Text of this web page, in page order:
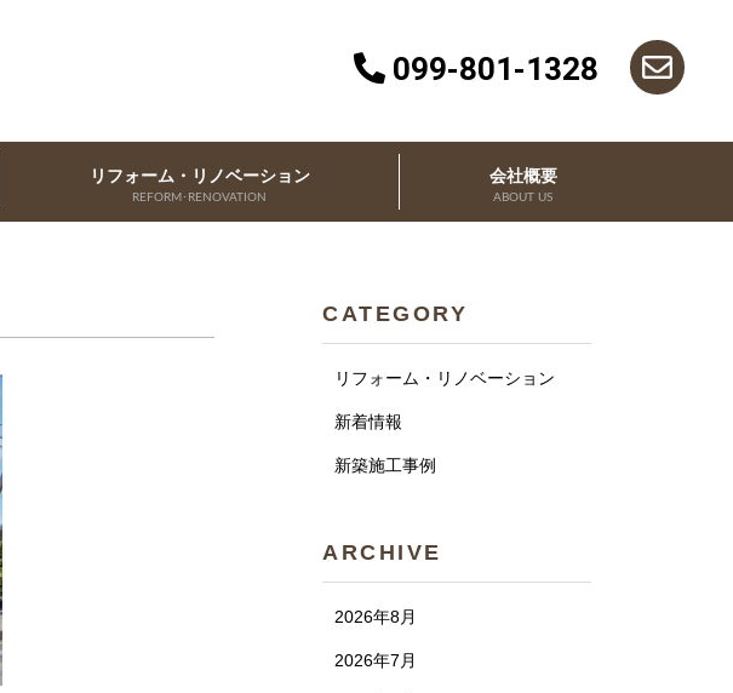
リフォーム・リノベーション
REFORM･RENOVATION
会社概要
ABOUT US
099-801-1328
CATEGORY
リフォーム・リノベーション
新着情報
新築施工事例
ARCHIVE
2026年8月
2026年7月